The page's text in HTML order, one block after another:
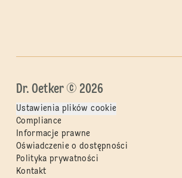
Dr. Oetker © 2026
Ustawienia plików cookie
Compliance
Informacje prawne
Oświadczenie o dostępności
Polityka prywatności
Kontakt